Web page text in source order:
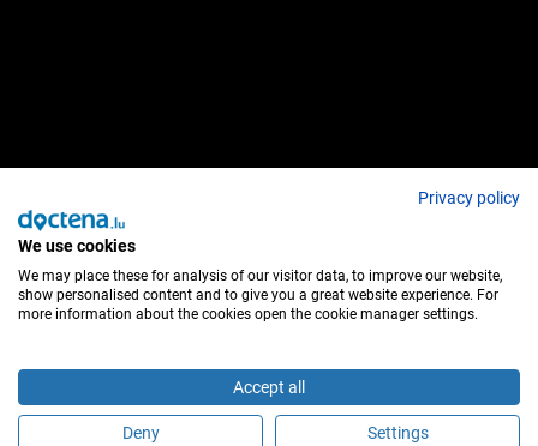
Privacy policy
We use cookies
We may place these for analysis of our visitor data, to improve our website,
show personalised content and to give you a great website experience. For
more information about the cookies open the cookie manager settings.
Accept all
Deny Settings